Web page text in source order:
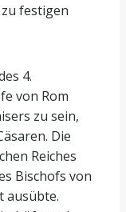
festigen
4.
von Rom
zu sein,
Die
Reiches
Bischofs von
ausübte.